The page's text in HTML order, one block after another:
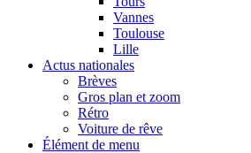
Vannes
Toulouse
Lille
Actus nationales
Brèves
Gros plan et zoom
Rétro
Voiture de rêve
Élément de menu